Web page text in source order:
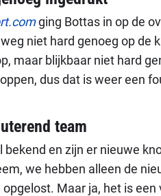
ging Bottas in op de
niet hard genoeg op de
maar blijkbaar niet hard
dus dat is weer een
team
en zijn er nieuwe
we hebben alleen de
Maar ja, het is